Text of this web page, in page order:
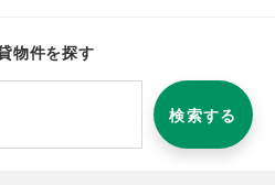
物件を探す
検索する